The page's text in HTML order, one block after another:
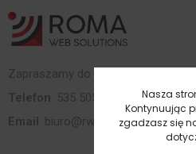
Zapraszamy do kontaktu
Telefon : 535 505 373
Email biuro@rwebs.pl
Nasza
Kontynuując
zgadzasz się